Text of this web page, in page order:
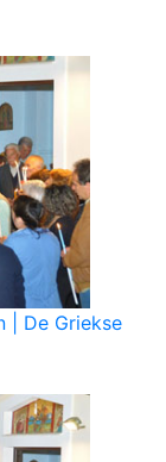
| De Griekse